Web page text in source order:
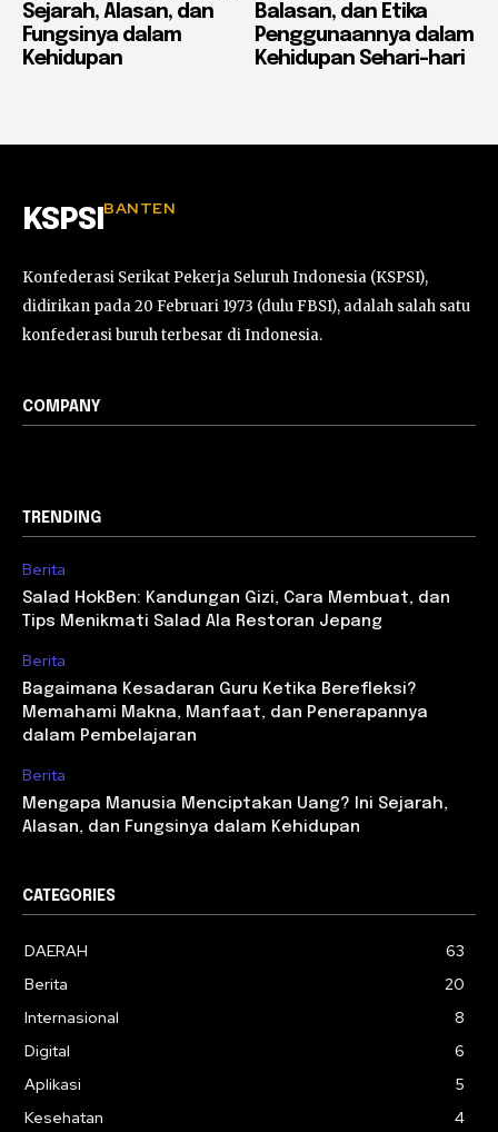
Sejarah, Alasan, dan
Fungsinya dalam
Kehidupan
Balasan, dan Etika
Penggunaannya dalam
Kehidupan Sehari-hari
KSPSI BANTEN
Konfederasi Serikat Pekerja Seluruh Indonesia (KSPSI),
didirikan pada 20 Februari 1973 (dulu FBSI), adalah salah satu
konfederasi buruh terbesar di Indonesia.
COMPANY
TRENDING
Berita
Salad HokBen: Kandungan Gizi, Cara Membuat, dan
Tips Menikmati Salad Ala Restoran Jepang
Berita
Bagaimana Kesadaran Guru Ketika Berefleksi?
Memahami Makna, Manfaat, dan Penerapannya
dalam Pembelajaran
Berita
Mengapa Manusia Menciptakan Uang? Ini Sejarah,
Alasan, dan Fungsinya dalam Kehidupan
CATEGORIES
DAERAH
63
Berita
20
Internasional
8
Digital
6
Aplikasi
5
Kesehatan
4